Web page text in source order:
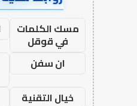
مسك الكلمات
في قوقل
ان سفن
خيال التقنية